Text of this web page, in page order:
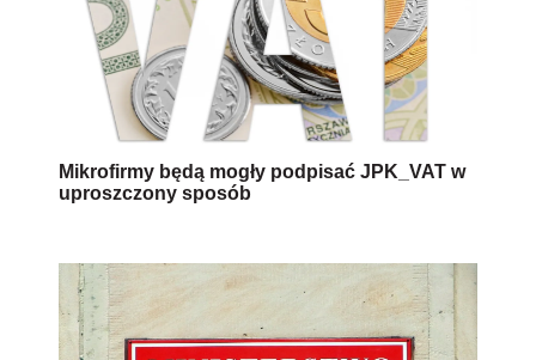
Mikrofirmy będą mogły podpisać JPK_VAT w
uproszczony sposób